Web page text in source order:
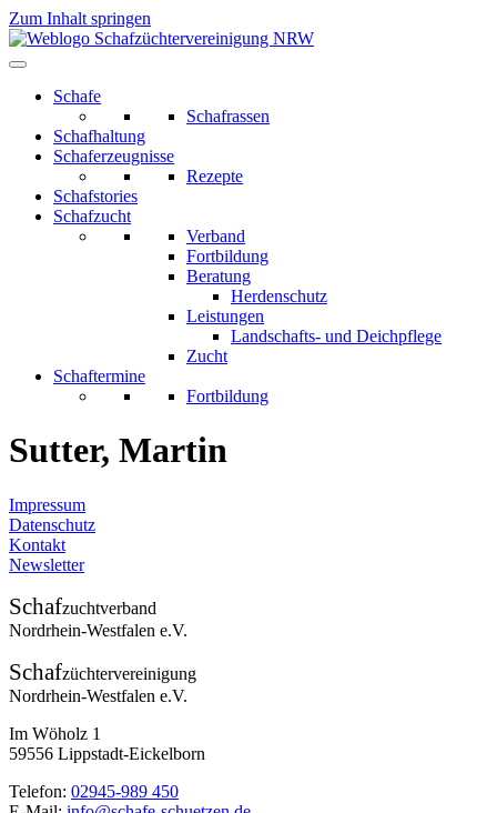
Zum Inhalt springen
Schafe
Schafrassen
Schafhaltung
Schaferzeugnisse
Rezepte
Schafstories
Schafzucht
Verband
Fortbildung
Beratung
Herdenschutz
Leistungen
Landschafts- und Deichpflege
Zucht
Schaftermine
Fortbildung
Sutter, Martin
Impressum
Datenschutz
Kontakt
Newsletter
Schafzuchtverband
Nordrhein-Westfalen e.V.
Schafzüchtervereinigung
Nordrhein-Westfalen e.V.
Im Wöholz 1
59556 Lippstadt-Eickelborn
Telefon: 02945-989 450